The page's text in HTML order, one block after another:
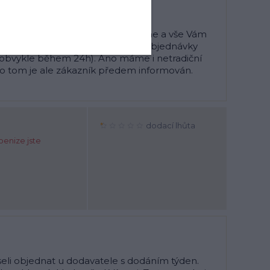
velikost, velmi se omlouváme a vše Vám
pochybení. Vaše předchozí objednávky
během 24h). Ano máme i netradiční
tom je ale zákazník předem informován.
jste
dodací lhůta
objednat u dodavatele s dodáním týden.